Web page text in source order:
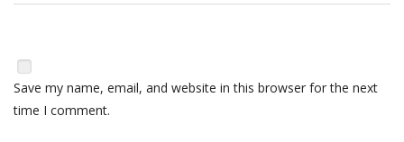
Save my name, email, and website in this browser for the next
time I comment.